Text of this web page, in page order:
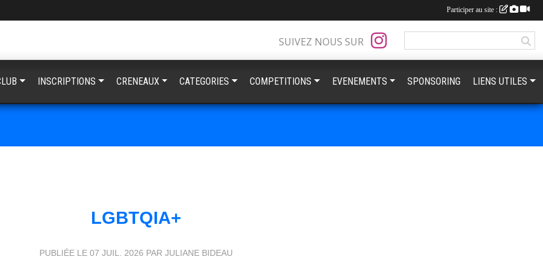
LGBTQIA+
PUBLIÉE LE 07 JUIL. 2026 PAR JULIANE BIDEAU
SUIVEZ NOUS SUR
INSCRIPTIONS CRENEAUX CATEGORIES COMPETITIONS EVENEMENTS SPONSORING LIENS UTILES
Participer au site :